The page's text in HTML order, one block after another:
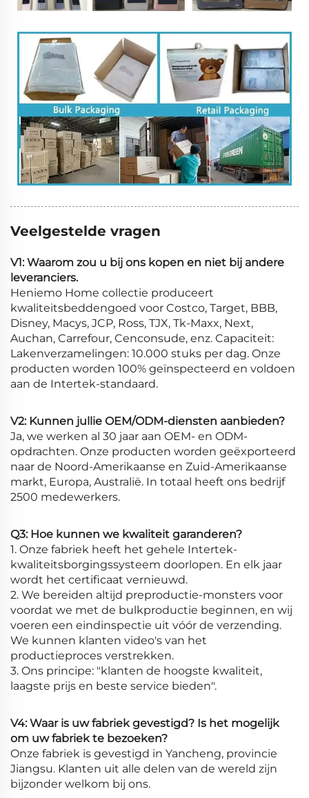
Veelgestelde vragen
V1: Waarom zou u bij ons kopen en niet bij andere
leveranciers.
Heniemo Home collectie produceert
kwaliteitsbeddengoed voor Costco, Target, BBB,
Disney, Macys, JCP, Ross, TJX, Tk-Maxx, Next,
Auchan, Carrefour, Cenconsude, enz. Capaciteit:
Lakenverzamelingen: 10.000 stuks per dag. Onze
producten worden 100% geïnspecteerd en voldoen
aan de Intertek-standaard.
V2: Kunnen jullie OEM/ODM-diensten aanbieden?
Ja, we werken al 30 jaar aan OEM- en ODM-
opdrachten. Onze producten worden geëxporteerd
naar de Noord-Amerikaanse en Zuid-Amerikaanse
markt, Europa, Australië. In totaal heeft ons bedrijf
2500 medewerkers.
Q3: Hoe kunnen we kwaliteit garanderen?
1. Onze fabriek heeft het gehele Intertek-
kwaliteitsborgingssysteem doorlopen. En elk jaar
wordt het certificaat vernieuwd.
2. We bereiden altijd preproductie-monsters voor
voordat we met de bulkproductie beginnen, en wij
voeren een eindinspectie uit vóór de verzending.
We kunnen klanten video's van het
productieproces verstrekken.
3. Ons principe: "klanten de hoogste kwaliteit,
laagste prijs en beste service bieden".
V4: Waar is uw fabriek gevestigd? Is het mogelijk
om uw fabriek te bezoeken?
Onze fabriek is gevestigd in Yancheng, provincie
Jiangsu. Klanten uit alle delen van de wereld zijn
bijzonder welkom bij ons.